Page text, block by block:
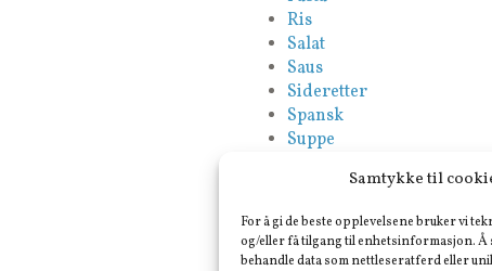
Samtykke til
For å gi de beste opplevelsene bruker vi
og/eller få tilgang til enhetsinformasjon. Å
behandle data som nettleseratferd eller
Ris
Salat
Saus
Sideretter
Spansk
Suppe
Vegan
Vegetar